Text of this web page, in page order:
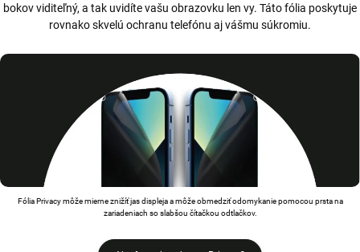
bokov viditeľný, a tak uvidíte vašu obrazovku len vy. Táto fólia poskytuje
rovnako skvelú ochranu telefónu aj vášmu súkromiu.
Fólia Privacy môže mierne znižíť jas displeja a môže obmedziť odomykanie pomocou prsta na
zariadeniach so slabšou čítačkou odtlačkov.